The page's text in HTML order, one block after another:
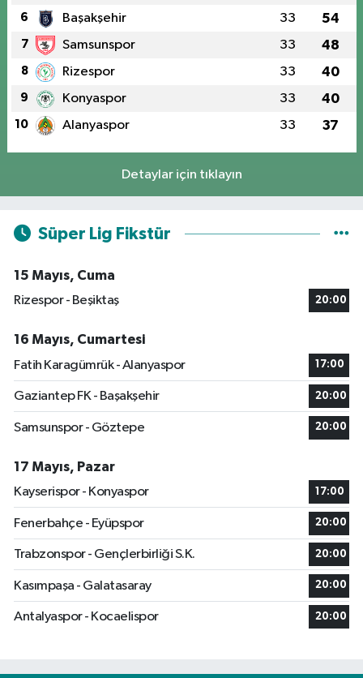
6 Başakşehir 33 54
7 Samsunspor 33 48
8 Rizespor 33 40
9 Konyaspor 33 40
10 Alanyaspor 33 37
Detaylar için tıklayın
Süper Lig Fikstür
15 Mayıs, Cuma
Rizespor - Beşiktaş
20:00
16 Mayıs, Cumartesi
Fatih Karagümrük - Alanyaspor
17:00
Gaziantep FK - Başakşehir 20:00
Samsunspor - Göztepe 20:00
17 Mayıs, Pazar
Kayserispor - Konyaspor
17:00
Fenerbahçe - Eyüpspor 20:00
Trabzonspor - Gençlerbirliği S.K. 20:00
Kasımpaşa - Galatasaray 20:00
Antalyaspor - Kocaelispor 20:00